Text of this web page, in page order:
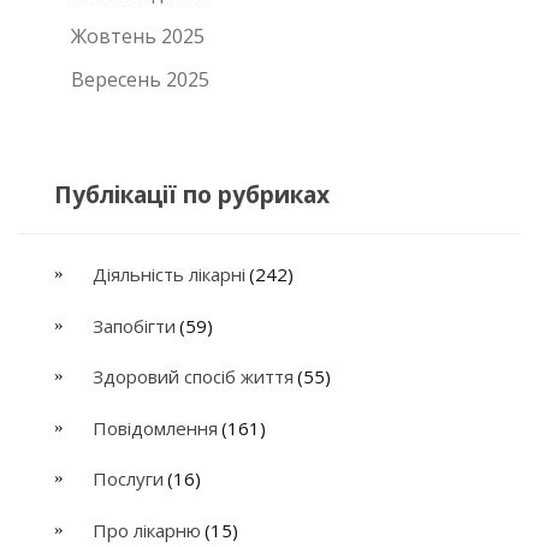
Жовтень 2025
Вересень 2025
Публікації по рубриках
Діяльність лікарні (242)
Запобігти (59)
Здоровий спосіб життя (55)
Повідомлення (161)
Послуги (16)
Про лікарню (15)